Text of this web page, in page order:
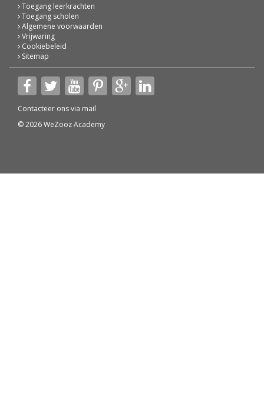
Toegang leerkrachten
Toegang scholen
Algemene voorwaarden
Vrijwaring
Cookiebeleid
Sitemap
Contacteer ons via mail
© 2026 WeZooz Academy